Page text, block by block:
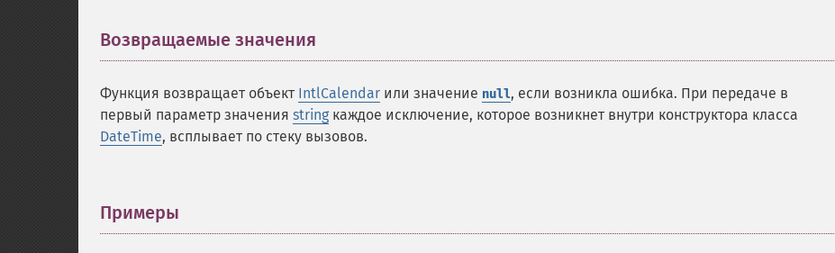
Возвращаемые значения
Функция возвращает объект IntlCalendar или значение null, если возникла ошибка. При передаче в
первый параметр значения string каждое исключение, которое возникнет внутри конструктора класса
DateTime, всплывает по стеку вызовов.
Примеры